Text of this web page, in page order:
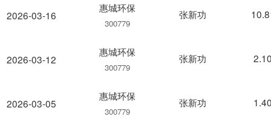
2026-03-16
2026-03-12
2026-03-05
惠城环保
300779
张新功
惠城环保
300779
张新功
惠城环保
300779
张新功